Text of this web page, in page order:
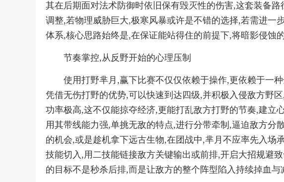
其在后期面对法术防御时依旧保有毁灭性的伤害,这套装备
调整,若物理威胁巨大,极寒风暴或许是不错的选择,若需进一
体系,核心思路始终是,在保证能站得住的前提下,将暗影侵蚀
节奏掌控,从反野开始的心理压制
使用打野芈月,赢下比赛不仅仅依赖于操作,更依赖于一
凭借无伤打野的优势,可以快速到达四级,并积极入侵敌方野
功率极高,这不仅能掠夺经济,更能打乱敌方打野的节奏,建立
用其带线能力强,单挑无敌的特点,进行分带牵制,逼迫敌方分
的机会,或是趁机拿下远古生物,在团战中,芈月不应率先入场
技能切入,用二技能链接敌方关键输出或前排,开启大招规避
的目标不是秒杀后排,而是让敌方的整个阵型陷入持续掉血与